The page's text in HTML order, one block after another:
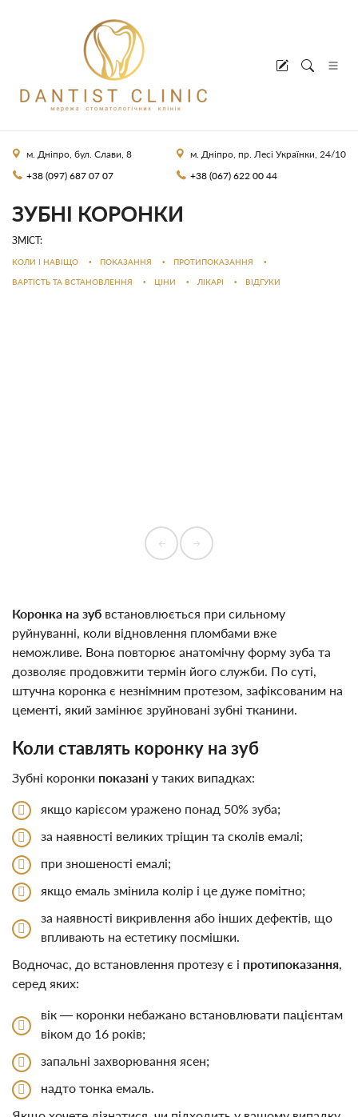
м. Дніпро, бул. Слави, 8
+38 (097) 687 07 07
м. Дніпро, пр. Лесі Українки, 24/10
+38 (067) 622 00 44
ЗУБНІ КОРОНКИ
ЗМІСТ:
КОЛИ І НАВІЩО • ПОКАЗАННЯ • ПРОТИПОКАЗАННЯ •
ВАРТІСТЬ ТА ВСТАНОВЛЕННЯ • ЦІНИ • ЛІКАРІ • ВІДГУКИ
Коронка на зуб встановлюється при сильному
руйнуванні, коли відновлення пломбами вже
неможливе. Вона повторює анатомічну форму зуба та
дозволяє продовжити термін його служби. По суті,
штучна коронка є незнімним протезом, зафіксованим на
цементі, який замінює зруйновані зубні тканини.
Коли ставлять коронку на зуб
Зубні коронки показані у таких випадках:
якщо карієсом уражено понад 50% зуба;
за наявності великих тріщин та сколів емалі;
при зношеності емалі;
якщо емаль змінила колір і це дуже помітно;
за наявності викривлення або інших дефектів, що
впливають на естетику посмішки.
Водночас, до встановлення протезу є і протипоказання,
серед яких:
вік — коронки небажано встановлювати пацієнтам
віком до 16 років;
запальні захворювання ясен;
надто тонка емаль.